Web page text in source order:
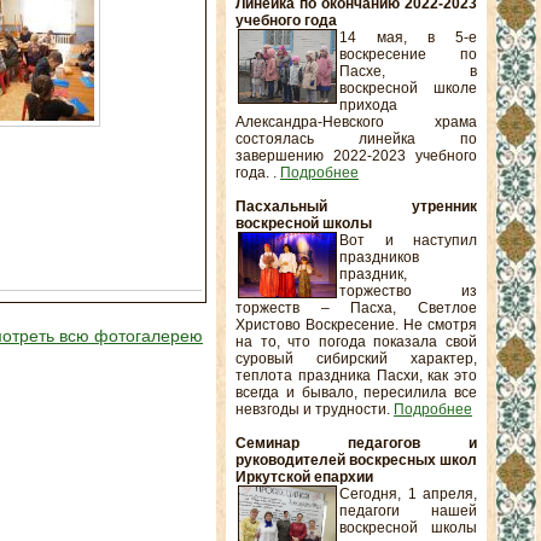
всю фотогалерею
Линейка по окончанию 2022-2023
учебного года
14 мая, в 5-е
воскресение по
Пасхе, в
воскресной школе
прихода
Александра-Невского храма
состоялась линейка по
завершению 2022-2023 учебного
года. . Подробнее
Пасхальный утренник
воскресной школы
Вот и наступил
праздников
праздник,
торжество из
торжеств – Пасха, Светлое
Христово Воскресение. Не смотря
на то, что погода показала свой
суровый сибирский характер,
теплота праздника Пасхи, как это
всегда и бывало, пересилила все
невзгоды и трудности. Подробнее
Семинар педагогов и
руководителей воскресных школ
Иркутской епархии
Сегодня, 1 апреля,
педагоги нашей
воскресной школы